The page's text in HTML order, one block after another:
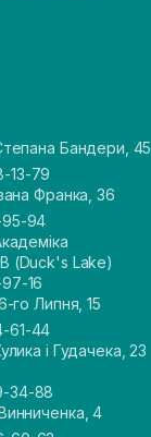
Бандери, 45
13-79
Франка, 36
95-94
(Duck's Lake)
16
го Липня, 15
61-44
і Гудачека, 23
34-88
4